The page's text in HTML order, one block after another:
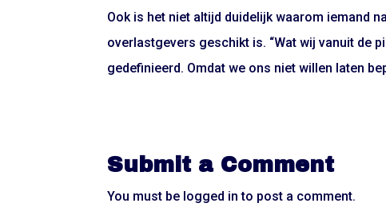
Ook is het niet altijd duidelijk waarom iemand
overlastgevers geschikt is. “Wat wij vanuit de
gedefinieerd. Omdat we ons niet willen laten
Submit a Comment
You must be logged in to post a comment.